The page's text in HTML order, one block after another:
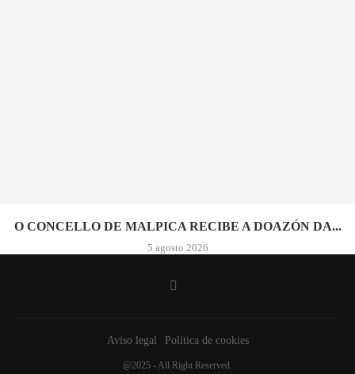
O CONCELLO DE MALPICA RECIBE A DOAZÓN DA...
5 agosto 2026
Aviso legal Política de cookies
@2025 - All Right Reserved.